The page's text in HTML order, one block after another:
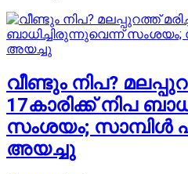
വീണ്ടും നിപ?
17കാരിക്ക് നിപ
സംശയം; സാമ്പിള്‍
അയച്ചു